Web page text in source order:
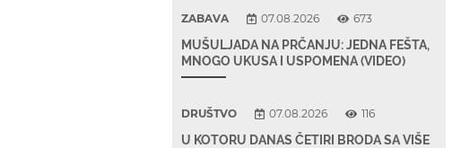
ZABAVA 07.08.2026 673
MUŠULJADA NA PRČANJU: JEDNA FEŠTA,
MNOGO UKUSA I USPOMENA (VIDEO)
DRUŠTVO 07.08.2026 116
U KOTORU DANAS ČETIRI BRODA SA VIŠE